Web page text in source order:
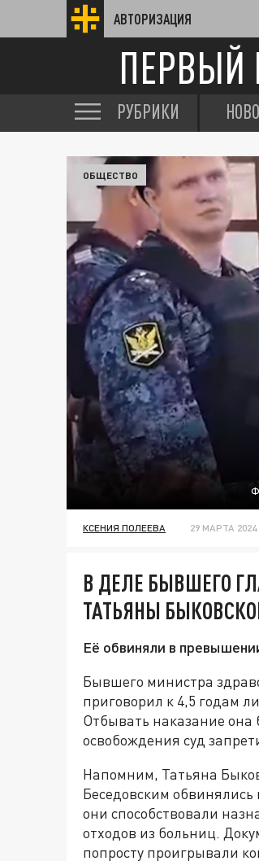
АВТОРИЗАЦИЯ
ПЕРВЫЙ
РУБРИКИ
ОБЩЕСТВО
КСЕНИЯ ПОЛЕЕВА 29 МАРТА 2024
В ДЕЛЕ БЫВШЕГО
ТАТЬЯНЫ
Её обвиняли в
Бывшего министра
приговорил к 4,5 годам
Отбывать наказание она
освобождения суд
Напомним, Татьяна
Беседовским
они способствовали
отходов из больниц.
попросту проигрывали